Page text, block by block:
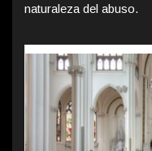
naturaleza del abuso.